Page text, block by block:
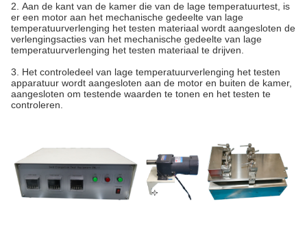
2. Aan de kant van de kamer die van de lage temperatuurtest, is
er een motor aan het mechanische gedeelte van lage
temperatuurverlenging het testen materiaal wordt aangesloten de
verlengingsacties van het mechanische gedeelte van lage
temperatuurverlenging het testen materiaal te drijven.
3. Het controledeel van lage temperatuurverlenging het testen
apparatuur wordt aangesloten aan de motor en buiten de kamer,
aangesloten om testende waarden te tonen en het testen te
controleren.